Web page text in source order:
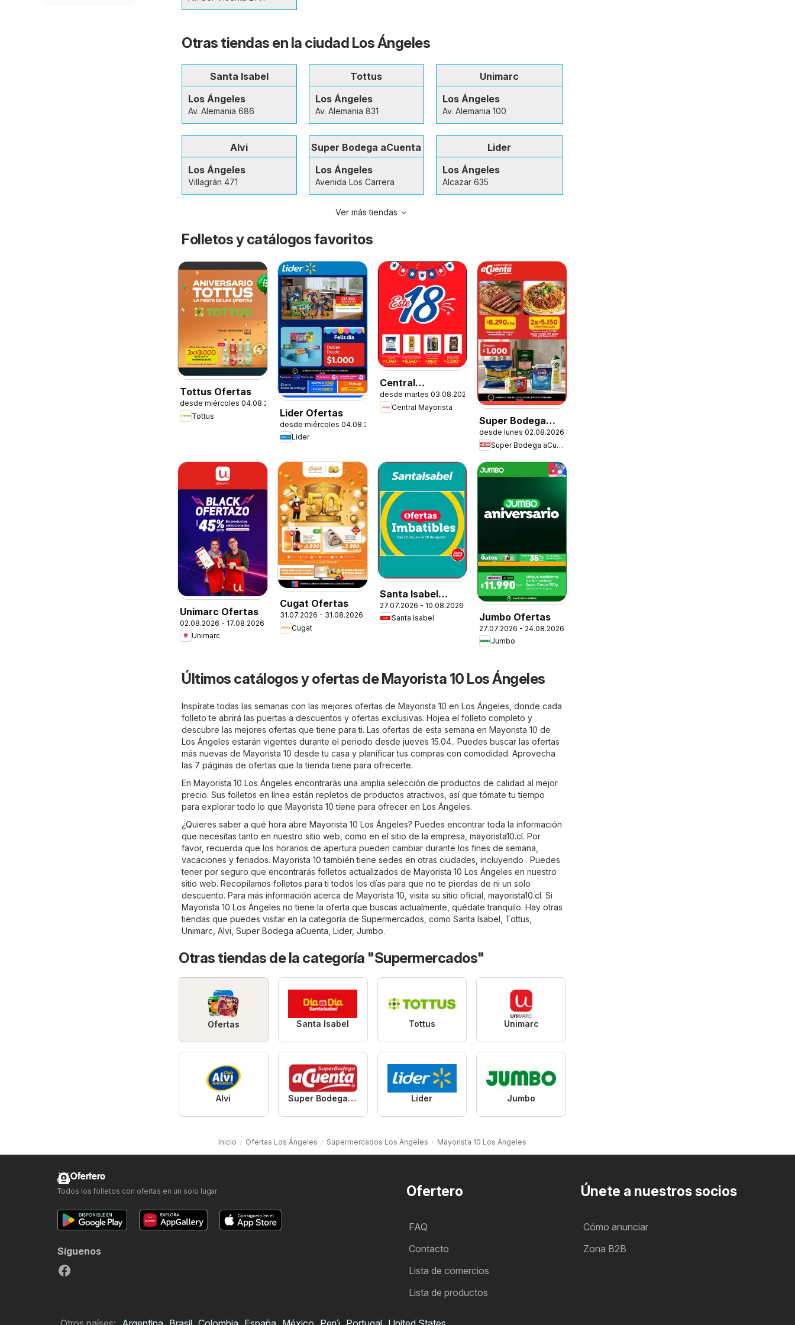
Otras tiendas en la ciudad Los Ángeles
Santa Isabel
Los Ángeles
Av. Alemania 686
Tottus
Los Ángeles
Av. Alemania 831
Unimarc
Los Ángeles
Av. Alemania 100
Alvi
Los Ángeles
Villagrán 471
Super Bodega aCuenta
Los Ángeles
Avenida Los Carrera
Lider
Los Ángeles
Alcazar 635
Ver más tiendas
Folletos y catálogos favoritos
Tottus Ofertas
desde miércoles 04.08.2026
Tottus
Lider Ofertas
desde miércoles 04.08.2026
Lider
Central
Mayorista
Ofertas
desde martes 03.08.2026
Central Mayorista
Super Bodega
aCuenta Ofertas
desde lunes 02.08.2026
Super Bodega aCuenta
Unimarc Ofertas
02.08.2026 - 17.08.2026
Unimarc
Cugat Ofertas
31.07.2026 - 31.08.2026
Cugat
Santa Isabel
Ofertas
27.07.2026 - 10.08.2026
Santa Isabel
Jumbo Ofertas
27.07.2026 - 24.08.2026
Jumbo
Últimos catálogos y ofertas de Mayorista 10 Los Ángeles
Inspírate todas las semanas con las mejores ofertas de Mayorista 10 en Los Ángeles, donde cada
folleto te abrirá las puertas a descuentos y ofertas exclusivas. Hojea el folleto completo y
descubre las mejores ofertas que tiene para ti. Las ofertas de esta semana en Mayorista 10 de
Los Ángeles estarán vigentes durante el periodo desde jueves 15.04.. Puedes buscar las ofertas
más nuevas de Mayorista 10 desde tu casa y planificar tus compras con comodidad. Aprovecha
las 7 páginas de ofertas que la tienda tiene para ofrecerte.
En Mayorista 10 Los Ángeles encontrarás una amplia selección de productos de calidad al mejor
precio. Sus folletos en línea están repletos de productos atractivos, así que tómate tu tiempo
para explorar todo lo que Mayorista 10 tiene para ofrecer en Los Ángeles.
¿Quieres saber a qué hora abre Mayorista 10 Los Ángeles? Puedes encontrar toda la información
que necesitas tanto en nuestro sitio web, como en el sitio de la empresa, mayorista10.cl. Por
favor, recuerda que los horarios de apertura pueden cambiar durante los fines de semana,
vacaciones y feriados. Mayorista 10 también tiene sedes en otras ciudades, incluyendo . Puedes
tener por seguro que encontrarás folletos actualizados de Mayorista 10 Los Ángeles en nuestro
sitio web. Recopilamos folletos para ti todos los días para que no te pierdas de ni un solo
descuento. Para más información acerca de Mayorista 10, visita su sitio oficial, mayorista10.cl. Si
Mayorista 10 Los Ángeles no tiene la oferta que buscas actualmente, quédate tranquilo. Hay otras
tiendas que puedes visitar en la categoría de Supermercados , como Santa Isabel Tottus
Unimarc Alvi Super Bodega aCuenta Lider, Jumbo.
Otras tiendas de la categoría "Supermercados"
Ofertas Santa Isabel Tottus Unimarc
Alvi Super Bodega aCuenta Lider Jumbo
Inicio Ofertas Los Ángeles Supermercados Los Ángeles Mayorista 10 Los Ángeles
Ofertero
FAQ
Contacto
Lista de comercios
Lista de productos
Únete a nuestros socios
Cómo anunciar
Zona B2B
Ofertero
Todos los folletos con ofertas en un solo lugar
Síguenos